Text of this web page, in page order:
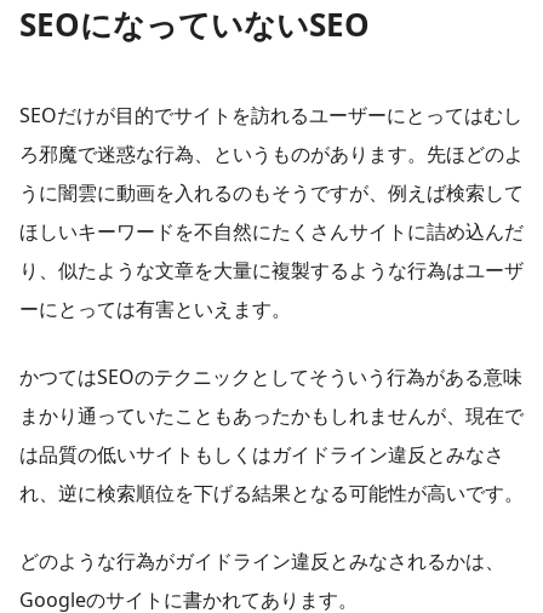
SEOになっていないSEO
SEOだけが目的でサイトを訪れるユーザーにとってはむし
ろ邪魔で迷惑な行為、というものがあります。先ほどのよ
うに闇雲に動画を入れるのもそうですが、例えば検索して
ほしいキーワードを不自然にたくさんサイトに詰め込んだ
り、似たような文章を大量に複製するような行為はユーザ
ーにとっては有害といえます。
かつてはSEOのテクニックとしてそういう行為がある意味
まかり通っていたこともあったかもしれませんが、現在で
は品質の低いサイトもしくはガイドライン違反とみなさ
れ、逆に検索順位を下げる結果となる可能性が高いです。
どのような行為がガイドライン違反とみなされるかは、
Googleのサイトに書かれてあります。